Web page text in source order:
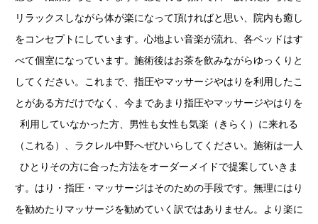
リラックスしながら体が楽になって頂ければと思い、院内も癒し
をコンセプトにしています。心地よい音楽が流れ、各ベッドはす
べて個室になっています。施術後はお茶を飲みながらゆっくりと
してください。これまで、指圧やマッサージやはりを利用したこ
とがある方だけでなく、今まであまり指圧やマッサージやはりを
利用していなかった方、男性も女性も気楽（きらく）に来れる
（これる）、ラクレル中野へぜひいらしてください。施術は一人
ひとりその方に合った方法をオーダーメイドで提案していきま
す。はり・指圧・マッサージはそのための手段です。無理にはり
を勧めたりマッサージを勧めていく訳ではありません。より楽に